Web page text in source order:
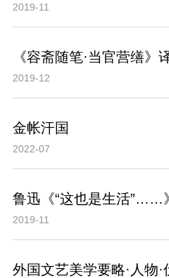
2019-11
《容斋随笔·当官营缮》
2019-12
金帐汗国
2022-07
鲁迅《“这也是生活”……
2019-11
外国文艺美学要略·人物·